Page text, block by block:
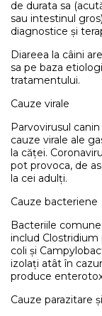
de durata sa
sau intestinul
diagnostice și
Diareea la câini
sa pe baza
tratamentului.
Cauze virale
Parvovirusul
cauze virale ale
la căței.
pot provoca, de
la cei adulți.
Cauze bacteriene
Bacteriile
includ Clostridium
coli și
izolați atât în
produce
Cauze parazitare